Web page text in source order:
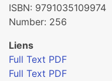
ISBN: 9791035109974
Number: 256
Liens
Full Text PDF
Full Text PDF